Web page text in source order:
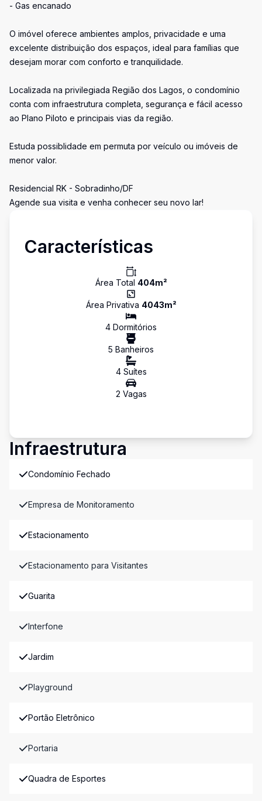
- Gas encanado
O imóvel oferece ambientes amplos, privacidade e uma
excelente distribuição dos espaços, ideal para famílias que
desejam morar com conforto e tranquilidade.
Localizada na privilegiada Região dos Lagos, o condomínio
conta com infraestrutura completa, segurança e fácil acesso
ao Plano Piloto e principais vias da região.
Estuda possiblidade em permuta por veículo ou imóveis de
menor valor.
Residencial RK - Sobradinho/DF
Agende sua visita e venha conhecer seu novo lar!
Características
Área Total 404m²
Área Privativa 4043m²
4 Dormitórios
5 Banheiros
4Suítes
2 Vagas
Infraestrutura
Condomínio Fechado
Empresa de Monitoramento
Estacionamento
Estacionamento para Visitantes
Guarita
Interfone
Jardim
Playground
Portão Eletrônico
Portaria
Quadra de Esportes